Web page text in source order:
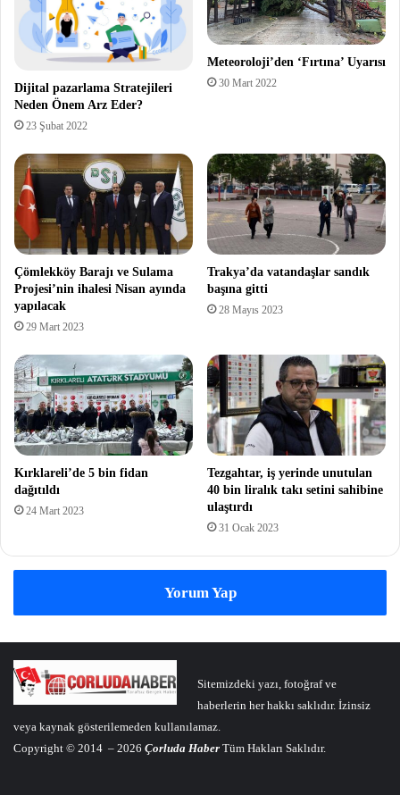
Dijital pazarlama Stratejileri
Neden Önem Arz Eder?
23 Şubat 2022
Meteoroloji’den ‘Fırtına’ Uyarısı
30 Mart 2022
Çömlekköy Barajı ve Sulama
Projesi’nin ihalesi Nisan ayında
yapılacak
29 Mart 2023
Trakya’da vatandaşlar sandık
başına gitti
28 Mayıs 2023
Kırklareli’de 5 bin fidan
dağıtıldı
24 Mart 2023
Tezgahtar, iş yerinde unutulan
40 bin liralık takı setini sahibine
ulaştırdı
31 Ocak 2023
Yorum Yap
Sitemizdeki yazı, fotoğraf ve
haberlerin her hakkı saklıdır. İzinsiz
veya kaynak gösterilemeden kullanılamaz.
Copyright © 2014 – 2026 Çorluda Haber Tüm Hakları Saklıdır.